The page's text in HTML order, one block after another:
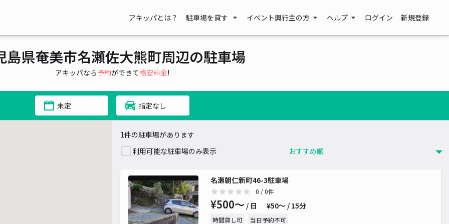
アキッパとは？ 駐車場を貸す イベント興行主の方 ヘルプ ログイン 新規登録
島県奄美市名瀬佐大熊町周辺の駐車場
アキッパなら予約ができて格安料金!
未定 指定なし
1件の駐車場があります
利用可能な駐車場のみ表示
名瀬朝仁新町46-3駐車場
0 / 0件
¥500〜 / 日 ¥50〜 / 15分
時間貸し可 当日予約不可